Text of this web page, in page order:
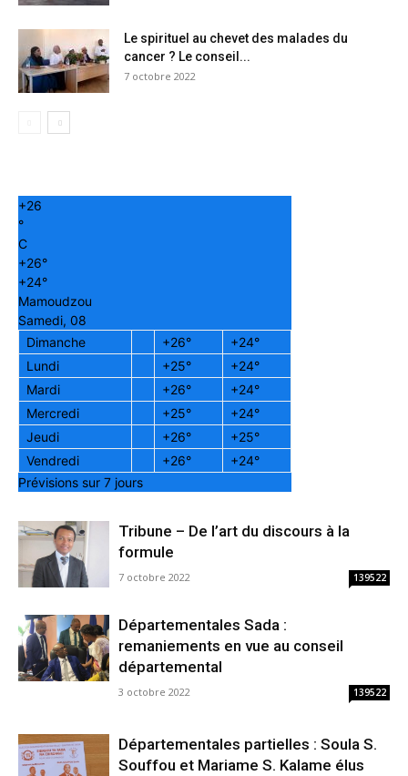
Le spirituel au chevet des malades du
cancer ? Le conseil...
7 octobre 2022
+26
°
C
+26°
+24°
Mamoudzou
Samedi, 08
Dimanche
+26° +24°
Lundi
+25° +24°
Mardi
+26° +24°
Mercredi
+25° +24°
Jeudi
+26° +25°
Vendredi
+26° +24°
Prévisions sur 7 jours
Tribune – De l’art du discours à la
formule
7 octobre 2022 139522
Départementales Sada :
remaniements en vue au conseil
départemental
3 octobre 2022 139522
Départementales partielles : Soula S.
Souffou et Mariame S. Kalame élus